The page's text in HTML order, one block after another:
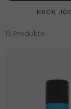
NACH
15 Produkte